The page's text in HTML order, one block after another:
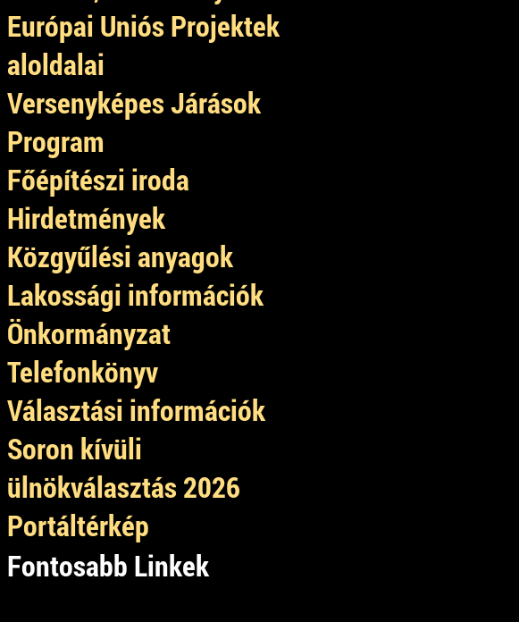
Európai Uniós Projektek
aloldalai
Versenyképes Járások
Program
Főépítészi iroda
Hirdetmények
Közgyűlési anyagok
Lakossági információk
Önkormányzat
Telefonkönyv
Választási információk
Soron kívüli
ülnökválasztás 2026
Portáltérkép
Fontosabb Linkek